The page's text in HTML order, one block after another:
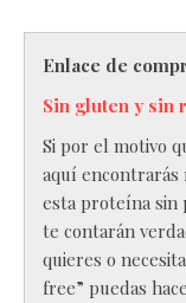
Enlace de
Sin gluten y sin
Si por el motivo
aquí encontrarás
esta proteína sin
te contarán
quieres o
free” puedas